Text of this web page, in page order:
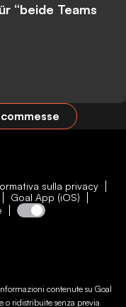
“beide Teams
sulla privacy
Goal App (iOS)
contenute su Goal
o ridistribuite senza previa